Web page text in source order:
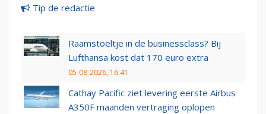
Tip de redactie
Raamstoeltje in de businessclass? Bij
Lufthansa kost dat 170 euro extra
05-08-2026, 16:41
Cathay Pacific ziet levering eerste Airbus
A350F maanden vertraging oplopen